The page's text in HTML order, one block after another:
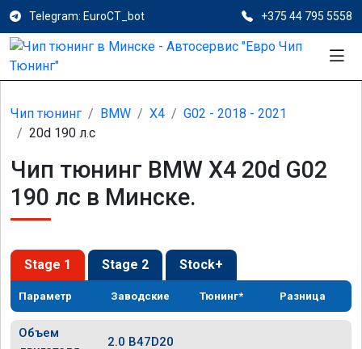
Telegram: EuroCT_bot +375 44 795 5558
Чип тюнинг BMW X4
G02 - 2018 - 2021
20d 190 л.с
Чип тюнинг BMW X4 20d G02
190 лс в Минске.
Stage 1 Stage 2 Stock+
Параметр Заводские Тюнинг* Разница
Объем
2.0 B47D20